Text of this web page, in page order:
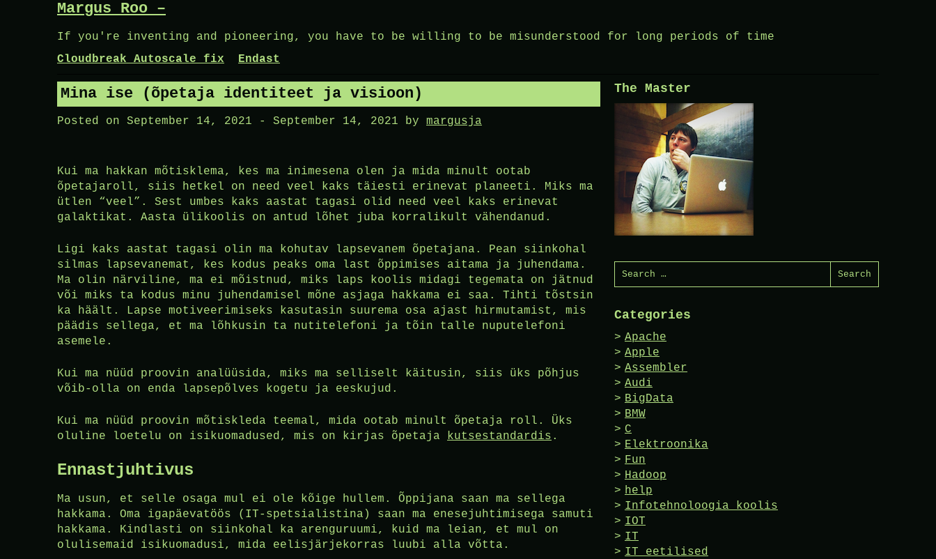
Margus Roo –
If you're inventing and pioneering, you have to be willing to be misunderstood for long periods of time
Cloudbreak Autoscale fix
Endast
Mina ise (õpetaja identiteet ja visioon)
Posted on September 14, 2021 - September 14, 2021 by margusja
Kui ma hakkan mõtisklema, kes ma inimesena olen ja mida minult ootab
õpetajaroll, siis hetkel on need veel kaks täiesti erinevat planeeti. Miks ma
ütlen “veel”. Sest umbes kaks aastat tagasi olid need veel kaks erinevat
galaktikat. Aasta ülikoolis on antud lõhet juba korralikult vähendanud.
Ligi kaks aastat tagasi olin ma kohutav lapsevanem õpetajana. Pean siinkohal
silmas lapsevanemat, kes kodus peaks oma last õppimises aitama ja juhendama.
Ma olin närviline, ma ei mõistnud, miks laps koolis midagi tegemata on jätnud
või miks ta kodus minu juhendamisel mõne asjaga hakkama ei saa. Tihti tõstsin
ka häält. Lapse motiveerimiseks kasutasin suurema osa ajast hirmutamist, mis
päädis sellega, et ma lõhkusin ta nutitelefoni ja tõin talle nuputelefoni
asemele.
Kui ma nüüd proovin analüüsida, miks ma selliselt käitusin, siis üks põhjus
võib-olla on enda lapsepõlves kogetu ja eeskujud.
Kui ma nüüd proovin mõtiskleda teemal, mida ootab minult õpetaja roll. Üks
oluline loetelu on isikuomadused, mis on kirjas õpetaja kutsestandardis .
Ennastjuhtivus
Ma usun, et selle osaga mul ei ole kõige hullem. Õppijana saan ma sellega
hakkama. Oma igapäevatöös (IT-spetsialistina) saan ma enesejuhtimisega samuti
hakkama. Kindlasti on siinkohal ka arenguruumi, kuid ma leian, et mul on
olulisemaid isikuomadusi, mida eelisjärjekorras luubi alla võtta.
The Master
Search
for:
Categories
Apache
Apple
Assembler
Audi
BigData
BMW
C
Elektroonika
Fun
Hadoop
help
Infotehnoloogia koolis
IOT
IT
IT eetilised